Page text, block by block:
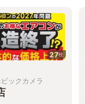
27枚
ックカメラ